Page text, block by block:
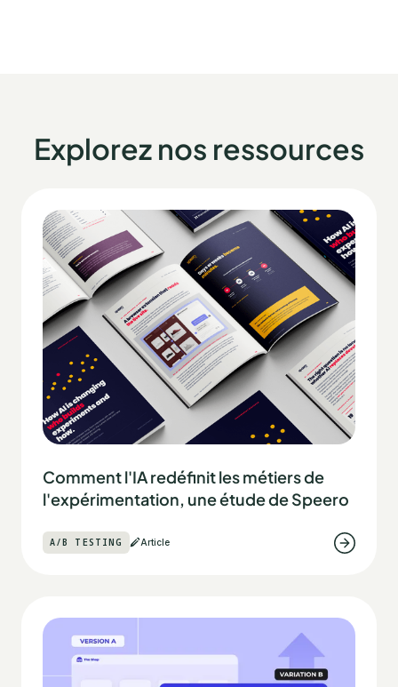
Explorez nos ressources
Comment l'IA redéfinit les métiers de
l'expérimentation, une étude de Speero
A/B TESTING Article